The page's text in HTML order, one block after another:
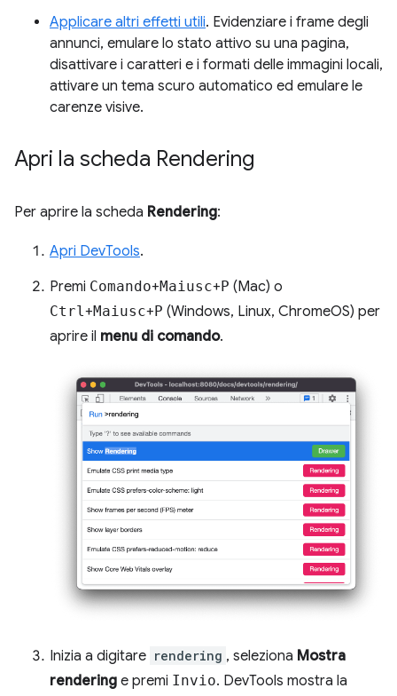
Applicare altri effetti utili. Evidenziare i frame degli
annunci, emulare lo stato attivo su una pagina,
disattivare i caratteri e i formati delle immagini locali,
attivare un tema scuro automatico ed emulare le
carenze visive.
Apri la scheda Rendering
Per aprire la scheda Rendering:
Apri DevTools.
Premi Comando+Maiusc+P (Mac) o
Ctrl+Maiusc+P (Windows, Linux, ChromeOS) per
aprire il menu di comando.
Inizia a digitare rendering , seleziona Mostra
rendering e premi Invio. DevTools mostra la